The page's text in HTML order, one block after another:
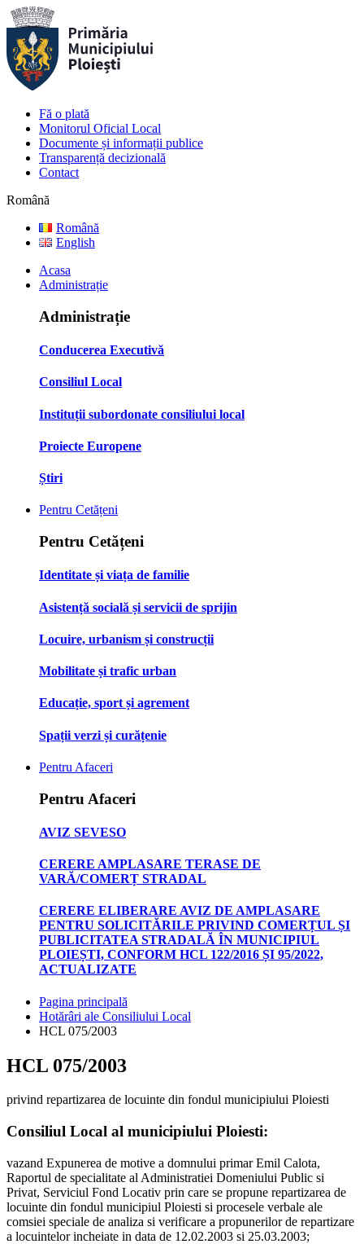
Fă o plată
Monitorul Oficial Local
Documente și informații publice
Transparență decizională
Contact
Română
Română
English
Acasa
Administrație
Administrație
Conducerea Executivă
Consiliul Local
Instituții subordonate consiliului local
Proiecte Europene
Știri
Pentru Cetățeni
Pentru Cetățeni
Identitate și viața de familie
Asistență socială și servicii de sprijin
Locuire, urbanism și construcții
Mobilitate și trafic urban
Educație, sport și agrement
Spații verzi și curățenie
Pentru Afaceri
Pentru Afaceri
AVIZ SEVESO
CERERE AMPLASARE TERASE DE
VARĂ/COMERȚ STRADAL
CERERE ELIBERARE AVIZ DE AMPLASARE
PENTRU SOLICITĂRILE PRIVIND COMERȚUL ȘI
PUBLICITATEA STRADALĂ ÎN MUNICIPIUL
PLOIEȘTI, CONFORM HCL 122/2016 ȘI 95/2022,
ACTUALIZATE
Pagina principală
Hotărâri ale Consiliului Local
HCL 075/2003
HCL 075/2003
privind repartizarea de locuinte din fondul municipiului Ploiesti
Consiliul Local al municipiului Ploiesti:
vazand Expunerea de motive a domnului primar Emil Calota,
Raportul de specialitate al Administratiei Domeniului Public si
Privat, Serviciul Fond Locativ prin care se propune repartizarea de
locuinte din fondul municipiul Ploiesti si procesele verbale ale
comsiei speciale de analiza si verificare a propunerilor de repartizare
a locuintelor incheiate in data de 12.02.2003 si 25.03.2003;